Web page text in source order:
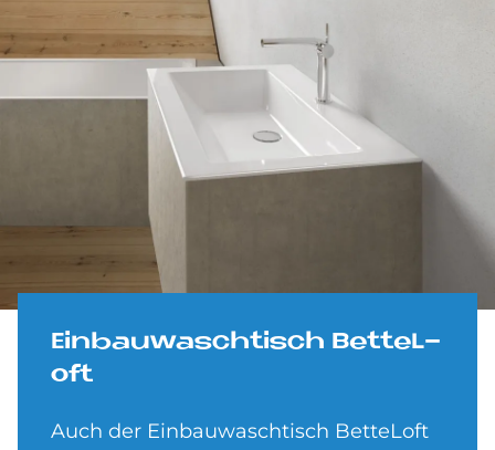
Ein­bau­wasch­tisch Bet­teL­
oft
Auch der Einbauwaschtisch BetteLoft